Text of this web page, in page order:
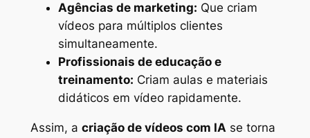
Agências de marketing: Que criam
vídeos para múltiplos clientes
simultaneamente.
Profissionais de educação e
treinamento: Criam aulas e materiais
didáticos em vídeo rapidamente.
Assim, a criação de vídeos com IAse torna